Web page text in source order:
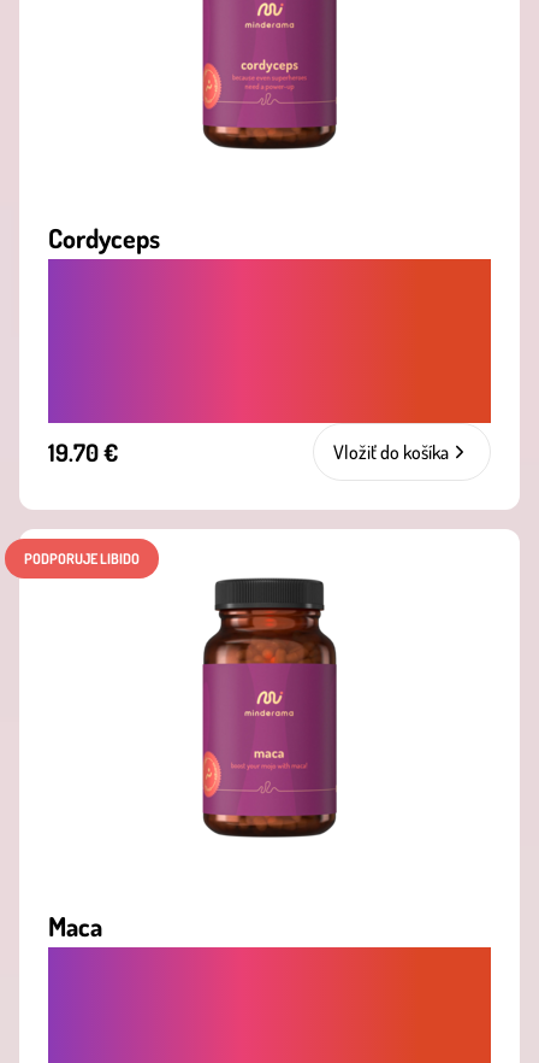
Cordyceps
19.70 € Vložiť do košíka
PODPORUJE LIBIDO
Maca